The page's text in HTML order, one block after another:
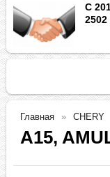
С
Главная CHERY
A15,